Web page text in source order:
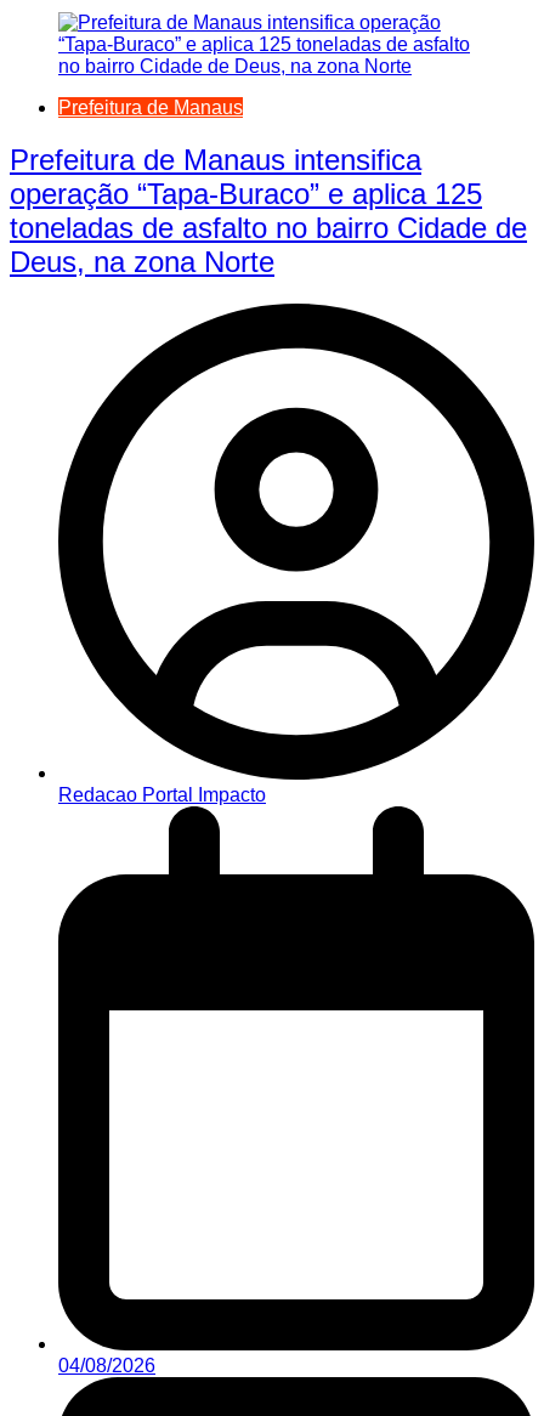
Prefeitura de Manaus
Prefeitura de Manaus intensifica
operação “Tapa-Buraco” e aplica 125
toneladas de asfalto no bairro Cidade de
Deus, na zona Norte
Redacao Portal Impacto
04/08/2026